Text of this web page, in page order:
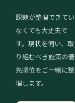
課題が整理できてい
なくても大丈夫で
す。現状を伺い、取
り組むべき施策の優
先順位をご一緒に整
理します。